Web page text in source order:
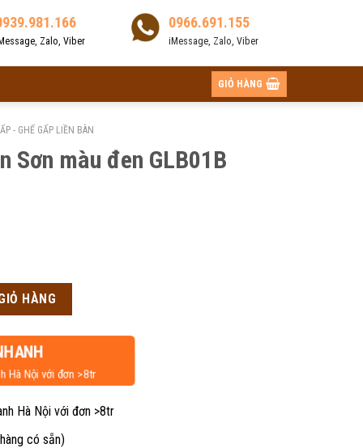
Zalo, Viber
0966.691.155
iMessage, Zalo, Viber
GIỎ HÀNG
- GHẾ GẤP LIỀN BÀN
Sơn màu đen GLB01B
số lượng
HÀNG
Hà Nội với đơn >8tr
Hà Nội với đơn >8tr
có sẵn)